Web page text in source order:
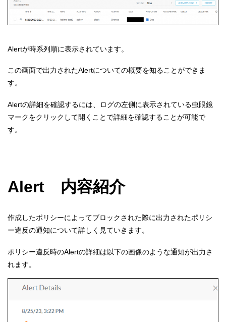
Alertが時系列順に表示されています。
この画面で出力されたAlertについての概要を知ることができま
す。
Alertの詳細を確認するには、ログの左側に表示されている虫眼鏡
マークをクリックして開くことで詳細を確認することが可能で
す。
Alert 内容紹介
作成したポリシーによってブロックされた際に出力されたポリシ
ー違反の通知について詳しく見ていきます。
ポリシー違反時のAlertの詳細は以下の画像のような通知が出力さ
れます。